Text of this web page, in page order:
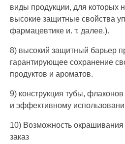
виды продукции, для которых
высокие защитные свойства
фармацевтике и. т. далее.).
8) высокий защитный барьер
гарантирующее сохранение
продуктов и ароматов.
9) конструкция тубы,
и эффективному
10) Возможность
заказ